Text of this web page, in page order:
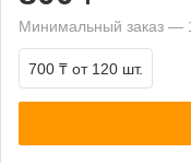
Минимальный заказ —
700 ₸ от 120 шт.